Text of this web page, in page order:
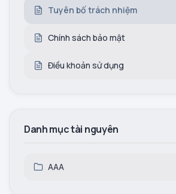
Tuyên bố trách nhiệm
Chính sách bảo mật
Điều khoản sử dụng
Danh mục tài nguyên
AAA